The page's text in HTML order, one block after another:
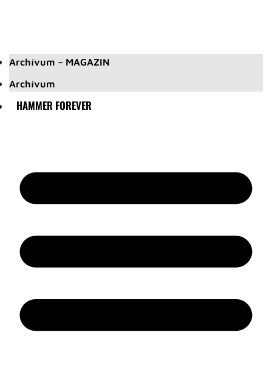
Archívum – MAGAZIN
Archívum
HAMMER FOREVER